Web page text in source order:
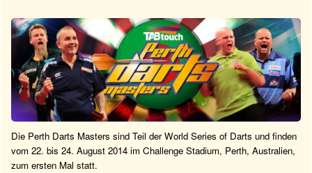
Die Perth Darts Masters sind Teil der World Series of Darts und finden
vom 22. bis 24. August 2014 im Challenge Stadium, Perth, Australien,
zum ersten Mal statt.